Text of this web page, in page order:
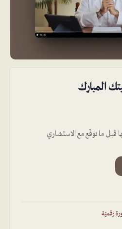
المبارك
قبل ما توقّع مع الاستشاري
رقميّة